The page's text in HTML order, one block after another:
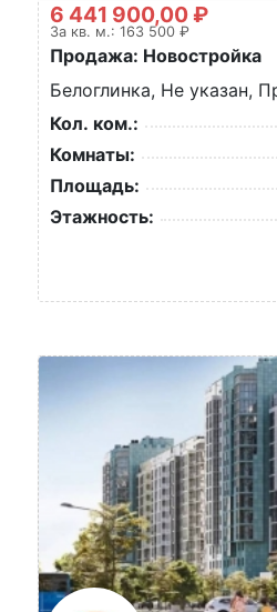
6 441 900,00 ₽
За кв. м.: 163 500 ₽
Продажа: Новостройка
Белоглинка, Не указан,
Кол. ком.:
Комнаты:
Площадь:
Этажность: